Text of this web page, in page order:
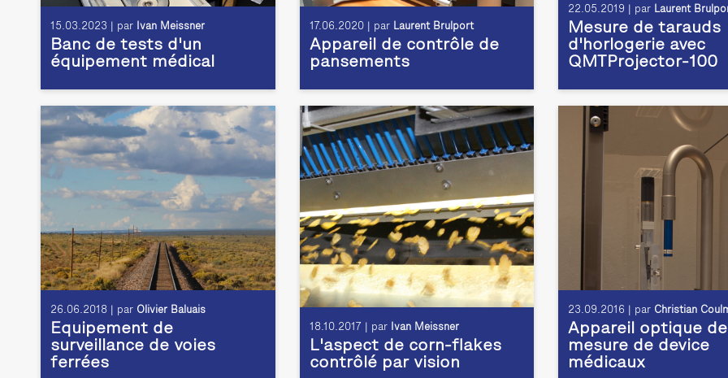
15.03.2023 | par Ivan Meissner
Banc de tests d'un
équipement médical
17.06.2020 | par Laurent Brulport
Appareil de contrôle de
pansements
22.05.2019 | par Laurent
Mesure de tarauds
d'horlogerie avec
QMTProjector-100
26.06.2018 | par Olivier Baluais
Equipement de
surveillance de voies
ferrées
18.10.2017 | par Ivan Meissner
L'aspect de corn-flakes
contrôlé par vision
23.09.2016 | par Christian
Appareil optique de
mesure de device
médicaux